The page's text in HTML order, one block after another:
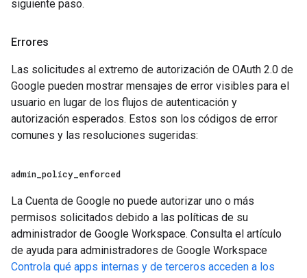
siguiente paso.
Errores
Las solicitudes al extremo de autorización de OAuth 2.0 de
Google pueden mostrar mensajes de error visibles para el
usuario en lugar de los flujos de autenticación y
autorización esperados. Estos son los códigos de error
comunes y las resoluciones sugeridas:
admin policy enforced
La Cuenta de Google no puede autorizar uno o más
permisos solicitados debido a las políticas de su
administrador de Google Workspace. Consulta el artículo
de ayuda para administradores de Google Workspace
Controla qué apps internas y de terceros acceden a los